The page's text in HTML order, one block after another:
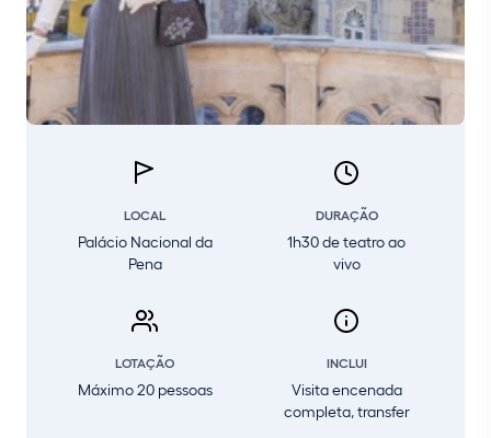
LOCAL
Palácio Nacional da
Pena
DURAÇÃO
1h30 de teatro ao
vivo
LOTAÇÃO
Máximo 20 pessoas
INCLUI
Visita encenada
completa, transfer